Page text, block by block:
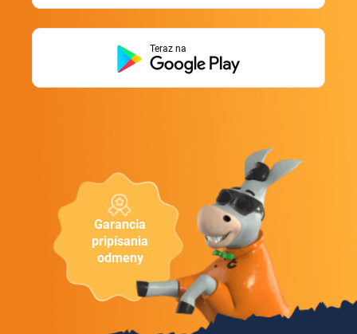
Garancia
pripísania
odmeny
Teraz na